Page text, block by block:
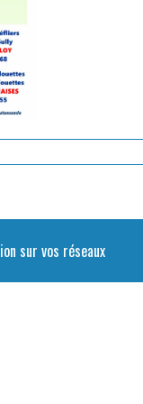
sur vos réseaux